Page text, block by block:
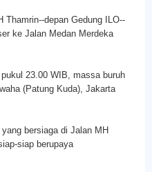
Thamrin--depan Gedung ILO--
ke Jalan Medan Merdeka
23.00 WIB, massa buruh
(Patung Kuda), Jakarta
bersiaga di Jalan MH
siap berupaya